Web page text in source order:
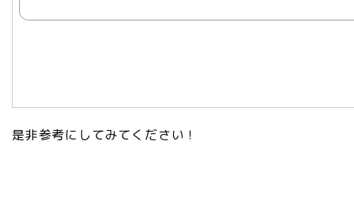
是非参考にしてみてください！